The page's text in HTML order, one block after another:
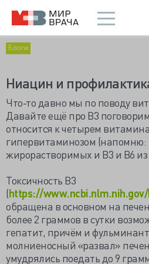
Блоги
Ниацин и
Что-то давно мы по поводу
Давайте ещё про В3
относится к четырем
гипервитаминозом (напомню:
жирорастворимых и B3 и В6
Токсичность B3
(https://
обращена в основном на
более 2 граммов в сутки
гепатит, причём и
молниеносный «развал»
умудрялись поедать до 9